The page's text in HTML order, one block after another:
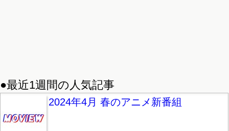
●最近1週間の人気記事
2024年4月 春のアニメ新番組